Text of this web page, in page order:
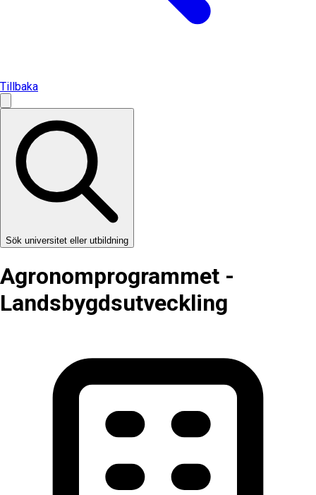
Tillbaka
Sök universitet eller utbildning
Agronom­programmet -
Landsbygdsutveckling